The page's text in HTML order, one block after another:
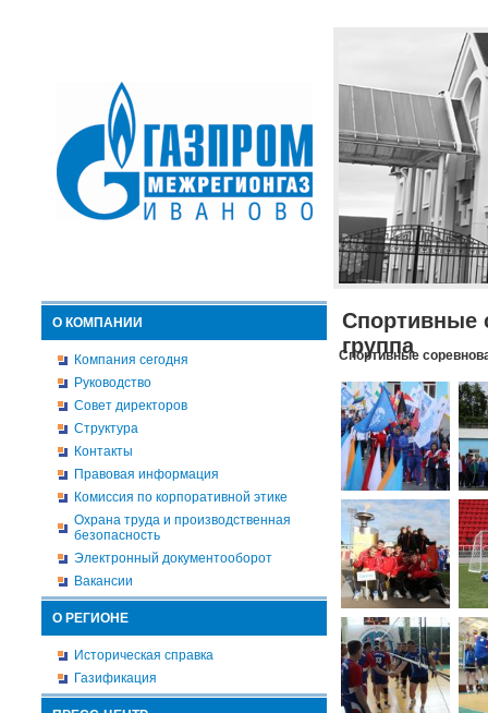
О КОМПАНИИ
Компания сегодня
Руководство
Совет директоров
Структура
Контакты
Правовая информация
Комиссия по корпоративной этике
Охрана труда и производственная
безопасность
Электронный документооборот
Вакансии
О РЕГИОНЕ
Историческая справка
Газификация
Спортивные
группа
Спортивные